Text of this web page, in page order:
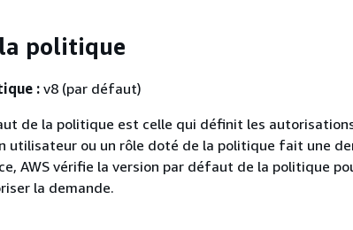
politique
:v8 (par défaut)
de la politique est celle qui définit les
utilisateur ou un rôle doté de la politique fait une
AWS vérifie la version par défaut de la politique
la demande.